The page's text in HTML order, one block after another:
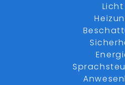
Licht